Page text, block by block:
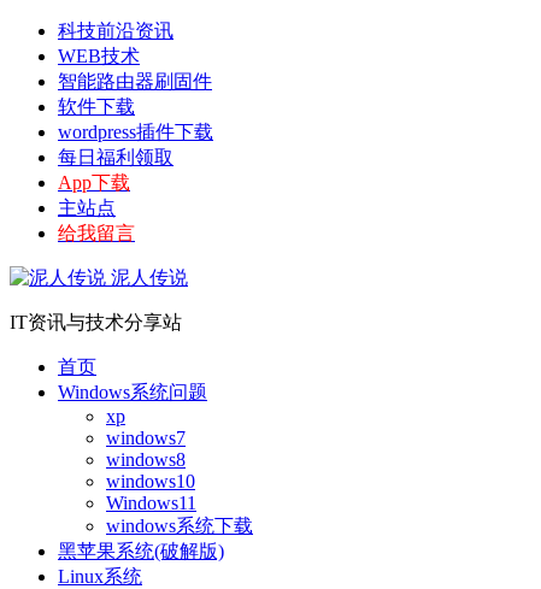
科技前沿资讯
WEB技术
智能路由器刷固件
软件下载
wordpress插件下载
每日福利领取
App下载
主站点
给我留言
泥人传说
IT资讯与技术分享站
首页
Windows系统问题
xp
windows7
windows8
windows10
Windows11
windows系统下载
黑苹果系统(破解版)
Linux系统